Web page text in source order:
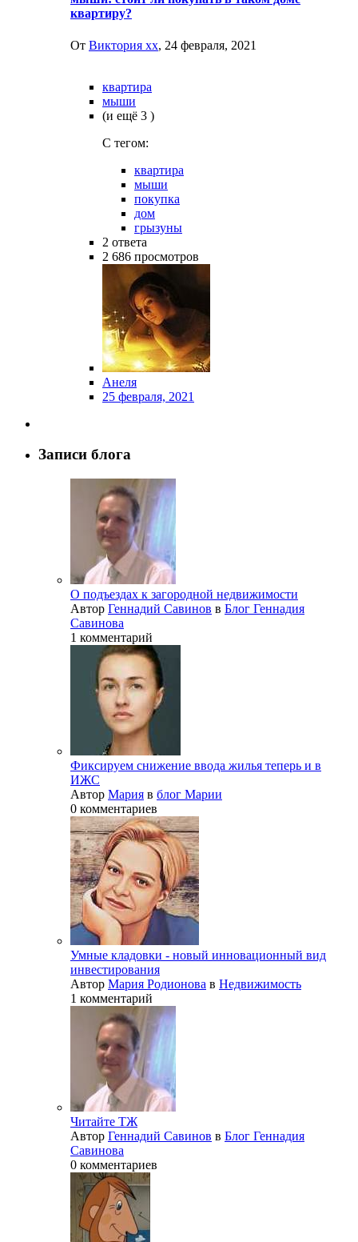
квартиру?
От Виктория хх, 24 февраля, 2021
квартира
мыши
(и ещё 3 )
C тегом:
квартира
мыши
покупка
дом
грызуны
2 ответа
2 686 просмотров
Анеля
25 февраля, 2021
Записи блога
О подъездах к загородной недвижимости
Автор Геннадий Савинов в Блог Геннадия
Савинова
1 комментарий
Фиксируем снижение ввода жилья теперь и в
ИЖС
Автор Мария в блог Марии
0 комментариев
Умные кладовки - новый инновационный вид
инвестирования
Автор Мария Родионова в Недвижимость
1 комментарий
Читайте ТЖ
Автор Геннадий Савинов в Блог Геннадия
Савинова
0 комментариев